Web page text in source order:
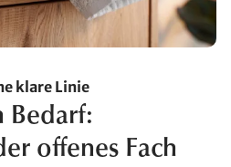
klare Linie
Bedarf:
offenes Fach